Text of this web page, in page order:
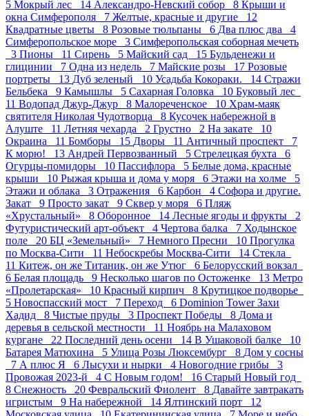
5 Мокрый лес 14 Александро-Невский собор 8 Крыши и
окна Симферополя 7 Желтые, красные и другие 12
Квадратные цветы 8 Розовые тюльпаны 6 Два плюс два 4
Симферопольское море 3 Симферопольская соборная мечеть
3 Пионы 11 Сирень 5 Майский сад 15 Бульденежи и
глицинии 7 Одна из недель 7 Майские розы 17 Розовые
портреты 13 Дуб зеленый 10 Усадьба Кокораки. 14 Стражи
Бельбека 9 Камышлы 5 Сахарная Головка 10 Буковый лес
11 Водопад Джур-Джур 8 Малореченское 10 Храм-маяк
святителя Николая Чудотворца 8 Кусочек набережной в
Алуште 11 Летняя чехарда 2 Грустно 2 На закате 10
Окраина 11 Бомборы 15 Дворы 11 Античный проспект 7
К морю! 13 Андрей Первозванный 5 Стрелецкая бухта 6
Огурцы-помидоры 10 Пасcифлора 5 Белые дома, красные
крыши 10 Рыжая крыша и дома у моря 6 Этажи на холме 5
Этажи и облака 3 Отражения 6 Карбон 4 Софора и другие.
Закат 9 Просто закат 9 Сквер у моря 6 Пляж
«Хрустальный» 8 Оборонное 14 Лесные ягоды и фрукты 2
Футуристический арт-объект 4 Чертова балка 7 Ходынское
поле 20 БЦ «Земельный» 7 Немного Пресни 10 Прогулка
по Москва-Сити 11 Небоскребы Москва-Сити 14 Стекла
11 Китеж, он же Титаник, он же Утюг 6 Белорусский вокзал
6 Белая площадь 9 Несколько шагов по Остоженке 13 Метро
«Пролетарская» 10 Красный кирпич 8 Крутицкое подворье
5 Новоспасский мост 7 Переход 6 Dominion Tower Захи
Хадид 8 Чистые пруды 3 Проспект Победы 8 Дома и
деревья в сельской местности 11 Ноябрь на Малаховом
кургане 22 Последний день осени 14 В Ушаковой балке 10
Батарея Матюхина 5 Улица Розы Люксембург 8 Дом у сосны
7 А плюс Я 6 Лысухи и нырки 4 Новогодние грибы 3
Провожая 2023-й 4 С Новым годом! 16 Старый Новый год
8 Снежность 20 Февральский Фиолент 8 Давайте завтракать
игристым 9 На набережной 14 Ялтинский порт 12